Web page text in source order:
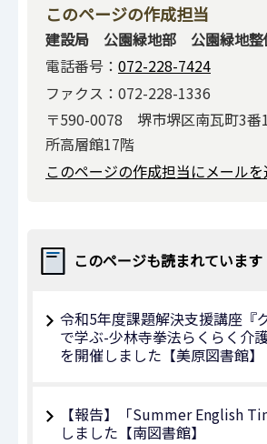
このページの作成担当
建設局 公園緑地部 公園緑地整
電話番号： 072-228-7424
ファクス：072-228-1336
〒590-0078 堺市堺区南瓦町3
所高層館17階
このページの作成担当にメールを
このページも読まれています
令和5年度課題解決支援講座『
で学ぶ-少林寺拳法らくらく介
を開催しました【美原図書館】
【報告】「Summer English
しました【南図書館】